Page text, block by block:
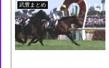
武豊まとめ